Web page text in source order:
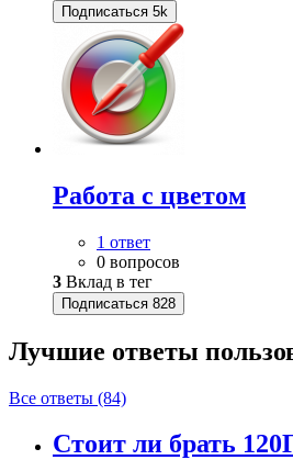
Подписаться 5k
Работа с цветом
1 ответ
0 вопросов
3 Вклад в тег
Подписаться 828
Лучшие ответы
Все ответы (84)
Стоит ли брать